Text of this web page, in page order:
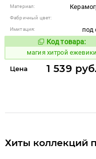
Материал:
Фабричный цвет:
Имитация:
под
Код
920274 Код товара:
магия хитрой ежевики
Цена 1 539
Хиты коллекций